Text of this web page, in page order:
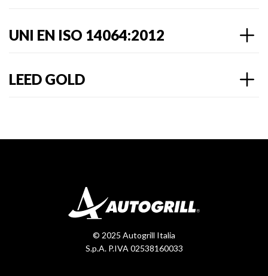
UNI EN ISO 14064:2012
LEED GOLD
© 2025 Autogrill Italia
S.p.A. P.IVA 02538160033